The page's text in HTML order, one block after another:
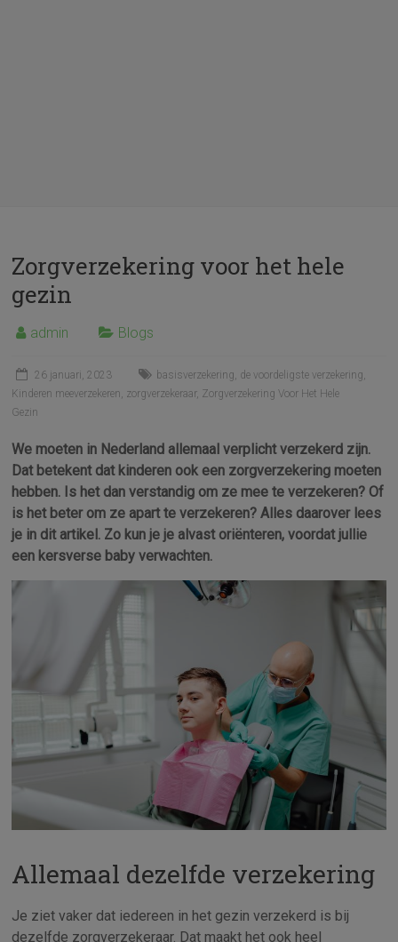
Zorgverzekering voor het hele
gezin
admin Blogs
26 januari, 2023 basisverzekering, de voordeligste verzekering,
Kinderen meeverzekeren, zorgverzekeraar, Zorgverzekering Voor Het Hele
Gezin
We moeten in Nederland allemaal verplicht verzekerd zijn.
Dat betekent dat kinderen ook een zorgverzekering moeten
hebben. Is het dan verstandig om ze mee te verzekeren? Of
is het beter om ze apart te verzekeren? Alles daarover lees
je in dit artikel. Zo kun je je alvast oriënteren, voordat jullie
een kersverse baby verwachten.
Allemaal dezelfde verzekering
Je ziet vaker dat iedereen in het gezin verzekerd is bij
dezelfde zorgverzekeraar. Dat maakt het ook heel